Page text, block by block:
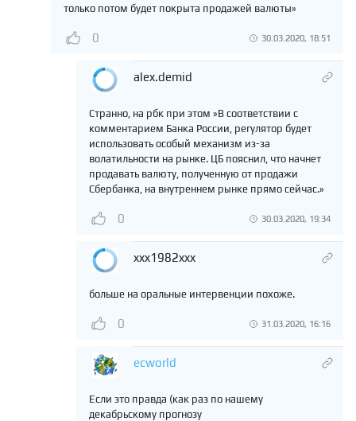
только потом будет покрыта продажей валюты»
0 30.03.2020, 18:51
alex.demid
Странно, на рбк при этом »В соответствии с
комментарием Банка России, регулятор будет
использовать особый механизм из-за
волатильности на рынке. ЦБ пояснил, что начнет
продавать валюту, полученную от продажи
Сбербанка, на внутреннем рынке прямо сейчас.»
0 30.03.2020, 19:34
xxx1982xxx
больше на оральные интервенции похоже.
0 31.03.2020, 16:16
ecworld
Если это правда (как раз по нашему
декабрьскому прогнозу